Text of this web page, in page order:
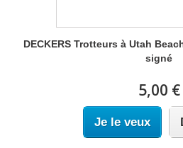
DECKERS Trotteurs à Utah
signé
5,00 €
Je le veux